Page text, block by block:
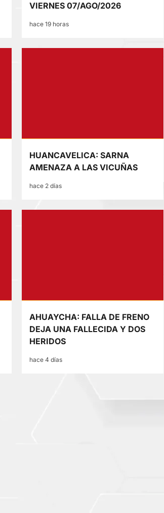
VIERNES 07/AGO/2026
hace 19 horas
HUANCAVELICA: SARNA
AMENAZA A LAS VICUÑAS
hace 2 días
AHUAYCHA: FALLA DE FRENO
DEJA UNA FALLECIDA Y DOS
HERIDOS
hace 4 días